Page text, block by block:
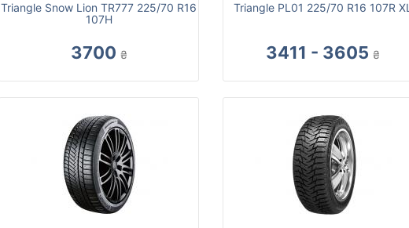
Triangle Snow Lion TR777 225/70 R16
107H
3700 ₴
Triangle PL01 225/70 R16 107R XL
3411 - 3605 ₴